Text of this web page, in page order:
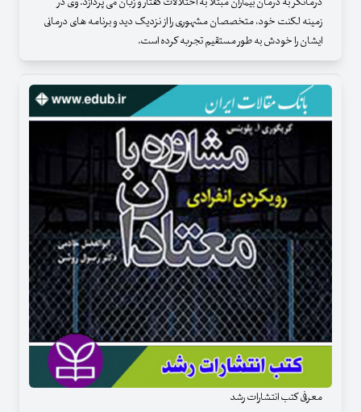
زمینه لکنت خود، متخصصان مشهوری را از نزدیک دید و برنامه های درمانی
ایشان را خودش به طور مستقیم تجربه کرده است.
معرفی کتب انتشارات رشد